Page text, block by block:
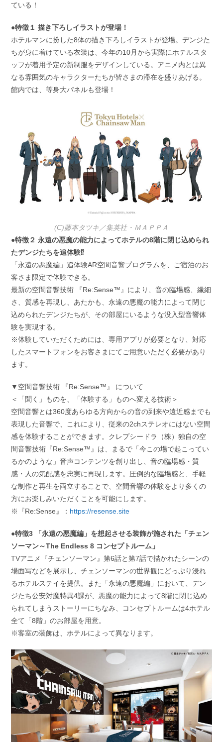
ている！
●特徴１ 描き下ろしイラストが登場！
ホテルマンに扮した8体の描き下ろしイラストが登場。デンジた
ちが身に着けている衣装は、今年の10月から実際にホテルスタ
ッフが着用予定の新制服をデザインしている。アニメ内とは異
なる雰囲気のキャラクターたちが皆さまの滞在を盛りあげる。
館内では、等身大パネルも登場！
(C)藤本タツキ／集英社・ＭＡＰＰＡ
●特徴２ 永遠の悪魔の能力によってホテルの8階に閉じ込められ
たデンジたちを追体験⁉
「永遠の悪魔編」追体験AR空間音響プログラムを、ご宿泊のお
客さま限定で体験できる。
最新の空間音響技術 『Re:Sense™️』により、音の臨場感、繊細
さ、質感を再現し、あたかも、永遠の悪魔の能力によって閉じ
込められたデンジたちが、その部屋にいるような没入型音響体
験を実現する。
※体験していただくためには、専用アプリが必要となり、対応
したスマートフォンをお客さまにてご用意いただく必要があり
ます。
▼空間音響技術 『Re:Sense™️』 について
＜「聞く」ものを、「体験する」ものへ変える技術＞
空間音響とは360度あらゆる方向からの音の到来や遠近感までも
表現した音響で、これにより、従来の2chステレオにはない空間
感を体験することができます。クレプシードラ（株）独自の空
間音響技術『Re:Sense™️』は、まるで「今この場で起こってい
るかのような」音声コンテンツを創り出し、音の臨場感・質
感・人の気配感を忠実に再現します。圧倒的な臨場感と、手軽
な制作と再生を両立することで、空間音響の体験をより多くの
方にお楽しみいただくことを可能にします。
※『Re:Sense』： https://resense.site
●特徴3 「永遠の悪魔編」を想起させる装飾が施された「チェン
ソーマン～The Endless 8 コンセプトルーム」
TVアニメ『チェンソーマン』第6話と第7話で描かれたシーンの
場面写などを展示し、チェンソーマンの世界観にどっぷり浸れ
るホテルステイを提供。また「永遠の悪魔編」において、デン
ジたち公安対魔特異4課が、悪魔の能力によって8階に閉じ込め
られてしまうストーリーにちなみ、コンセプトルームは4ホテル
全て「8階」のお部屋を用意。
※客室の装飾は、ホテルによって異なります。